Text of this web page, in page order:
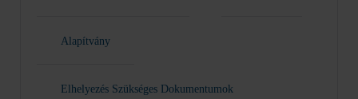
Alapítvány
Elhelyezés Szükséges Dokumentumok